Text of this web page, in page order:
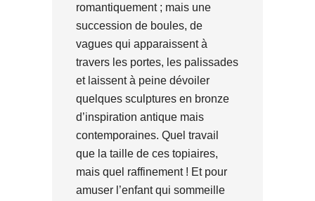
romantiquement ; mais une
succession de boules, de
vagues qui apparaissent à
travers les portes, les palissades
et laissent à peine dévoiler
quelques sculptures en bronze
d’inspiration antique mais
contemporaines. Quel travail
que la taille de ces topiaires,
mais quel raffinement ! Et pour
amuser l’enfant qui sommeille